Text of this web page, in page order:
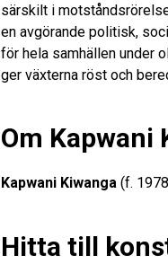
särskilt i
en avgörande politisk,
för hela samhällen under
ger växterna röst och
Om Kapwani
Kapwani Kiwanga (f.
Hitta till